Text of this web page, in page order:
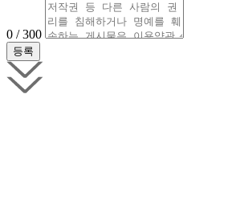
0 / 300